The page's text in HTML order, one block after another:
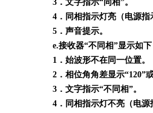
3．文字指示“同相”。
4．同相指示灯亮（电源
5．声音提示。
e.接收器“不同相”显示如
1．始波形不在同一位置。
2．相位角角差显示“120”
3．文字指示“不同相”。
4．同相指示灯不亮（电